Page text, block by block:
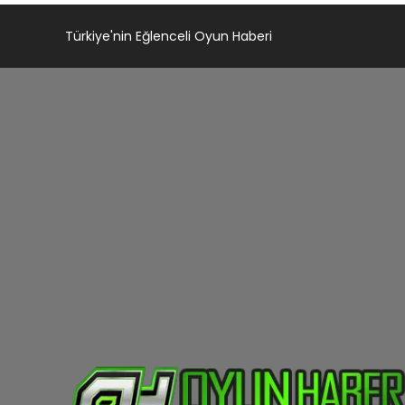
Türkiye'nin Eğlenceli Oyun Haberi